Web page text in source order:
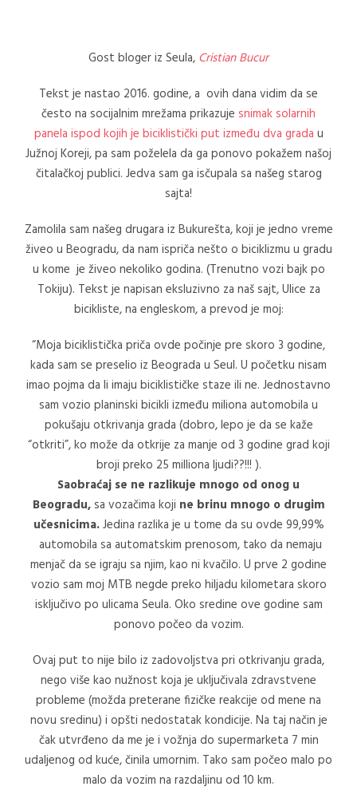
Gost bloger iz Seula, Cristian Bucur
Tekst je nastao 2016. godine, a ovih dana vidim da se
često na socijalnim mrežama prikazuje snimak solarnih
panela ispod kojih je biciklistički put između dva grada u
Južnoj Koreji, pa sam poželela da ga ponovo pokažem našoj
čitalačkoj publici. Jedva sam ga isčupala sa našeg starog
sajta!
Zamolila sam našeg drugara iz Bukurešta, koji je jedno vreme
živeo u Beogradu, da nam ispriča nešto o biciklizmu u gradu
u kome je živeo nekoliko godina. (Trenutno vozi bajk po
Tokiju). Tekst je napisan eksluzivno za naš sajt, Ulice za
bicikliste, na engleskom, a prevod je moj:
“Moja biciklistička priča ovde počinje pre skoro 3 godine,
kada sam se preselio iz Beograda u Seul. U početku nisam
imao pojma da li imaju biciklističke staze ili ne. Jednostavno
sam vozio planinski bicikli između miliona automobila u
pokušaju otkrivanja grada (dobro, lepo je da se kaže
“otkriti”, ko može da otkrije za manje od 3 godine grad koji
broji preko 25 milliona ljudi??!!! ).
Saobraćaj se ne razlikuje mnogo od onog u
Beogradu,sa vozačima koji ne brinu mnogo o drugim
učesnicima.Jedina razlika je u tome da su ovde 99,99%
automobila sa automatskim prenosom, tako da nemaju
menjač da se igraju sa njim, kao ni kvačilo. U prve 2 godine
vozio sam moj MTB negde preko hiljadu kilometara skoro
isključivo po ulicama Seula. Oko sredine ove godine sam
ponovo počeo da vozim.
Ovaj put to nije bilo iz zadovoljstva pri otkrivanju grada,
nego više kao nužnost koja je uključivala zdravstvene
probleme (možda preterane fizičke reakcije od mene na
novu sredinu) i opšti nedostatak kondicije. Na taj način je
čak utvrđeno da me je i vožnja do supermarketa 7 min
udaljenog od kuće, činila umornim. Tako sam počeo malo po
malo da vozim na razdaljinu od 10 km.